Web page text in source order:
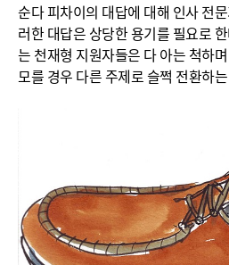
순다 피차이의 대답에 대해 인사 전
러한 대답은 상당한 용기를 필요로
는 천재형 지원자들은 다 아는 척하
모를 경우 다른 주제로 슬쩍 전환하